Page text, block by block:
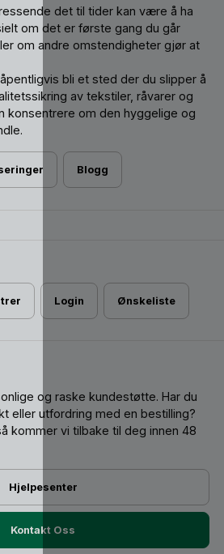
det til tider kan være å ha
om det er første gang du går
om andre omstendigheter gjør at
bli et sted der du slipper å
av tekstiler, råvarer og
konsentrere om den hyggelige og
Blogg
Login Ønskeliste
og raske kundestøtte. Har du
eller utfordring med en bestilling?
kommer vi tilbake til deg innen 48
Hjelpesenter
Kontakt Oss